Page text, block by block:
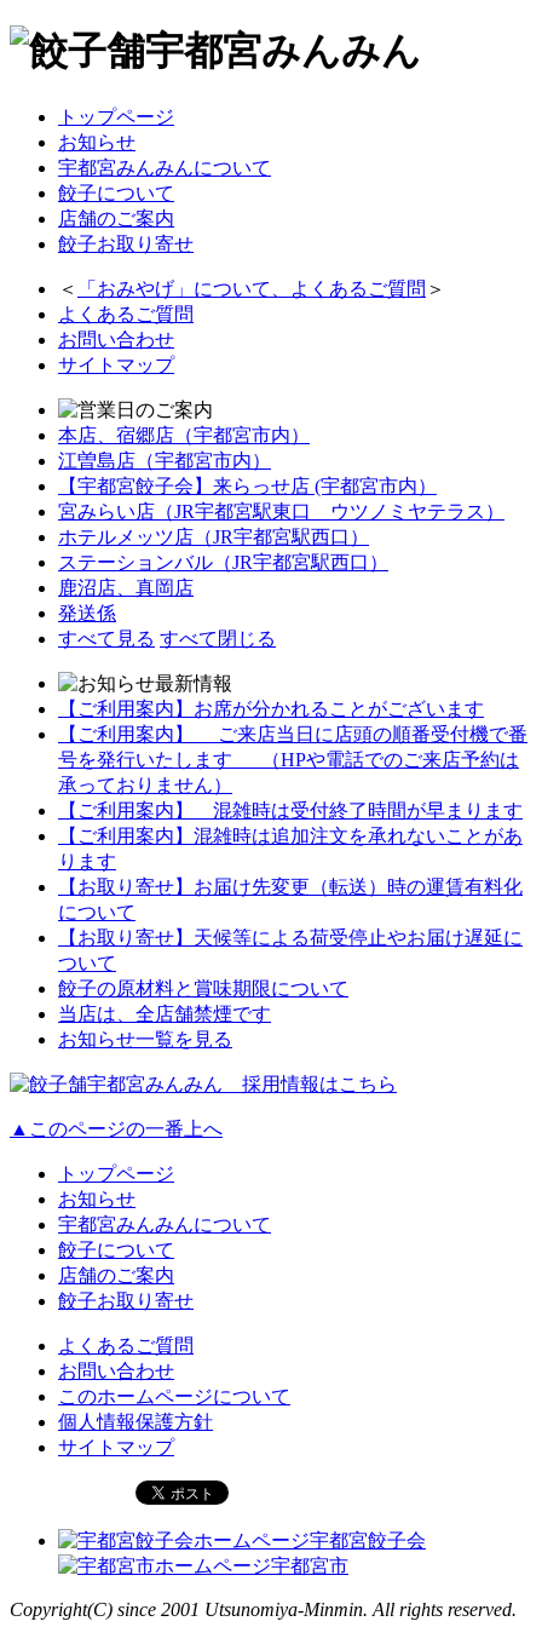
トップページ
お知らせ
宇都宮みんみんについて
餃子について
店舗のご案内
餃子お取り寄せ
＜ 「 おみやげ 」について、よくあるご質問 ＞
よくあるご質問
お問い合わせ
サイトマップ
本店、宿郷店（宇都宮市内）
江曽島店（宇都宮市内）
【宇都宮餃子会】来らっせ店 (宇都宮市内）
宮みらい店（JR宇都宮駅東口 ウツノミヤテラス）
ホテルメッツ店（JR宇都宮駅西口）
ステーションバル（JR宇都宮駅西口）
鹿沼店、真岡店
発送係
すべて見る すべて閉じる
【ご利用案内】お席が分かれることがございます
【ご利用案内】 ご来店当日に店頭の順番受付機で番
号を発行いたします （HPや電話でのご来店予約は
承っておりません）
【ご利用案内】 混雑時は受付終了時間が早まります
【ご利用案内】混雑時は追加注文を承れないことがあ
ります
【お取り寄せ】お届け先変更（転送）時の運賃有料化
について
【お取り寄せ】天候等による荷受停止やお届け遅延に
ついて
餃子の原材料と賞味期限について
当店は、全店舗禁煙です
お知らせ一覧を見る
▲このページの一番上へ
トップページ
お知らせ
宇都宮みんみんについて
餃子について
店舗のご案内
餃子お取り寄せ
よくあるご質問
お問い合わせ
このホームページについて
個人情報保護方針
サイトマップ
宇都宮餃子会
宇都宮市
Copyright(C) since 2001 Utsunomiya-Minmin. All rights reserved.